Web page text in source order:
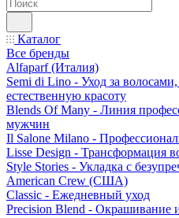
Каталог
Все бренды
Alfaparf (Италия)
Semi di Lino - Уход за
естественную красоту
Blends Of Many - Линия
мужчин
Il Salone Milano -
Lisse Design - Трансформация
Style Stories - Укладка с
American Crew (США)
Classic - Ежедневный уход
Precision Blend - Окрашивание